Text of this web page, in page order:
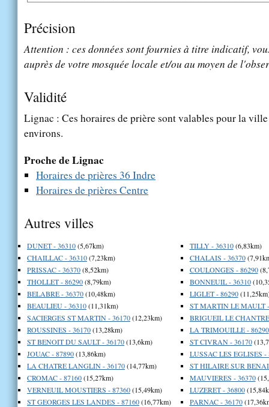
Précision
Attention : ces données sont fournies à titre indicatif,
auprès de votre mosquée locale et/ou au moyen de
Validité
Lignac : Ces horaires de prière sont valables pour la
environs.
Proche de Lignac
Horaires de prières 36 Indre
Horaires de prières Centre
Autres villes
DUNET - 36310(5,67km)
CHAILLAC - 36310(7,23km)
PRISSAC - 36370(8,52km)
THOLLET - 86290(8,79km)
BELABRE - 36370(10,48km)
BEAULIEU - 36310(11,31km)
SACIERGES ST MARTIN - 36170(12,23km)
ROUSSINES - 36170(13,28km)
ST BENOIT DU SAULT - 36170(13,6km)
JOUAC - 87890(13,86km)
LA CHATRE LANGLIN - 36170(14,77km)
CROMAC - 87160(15,27km)
VERNEUIL MOUSTIERS - 87360(15,49km)
ST GEORGES LES LANDES - 87160(16,77km)
TILLY - 36310(6,83km)
CHALAIS - 36370
COULONGES - 86290
BONNEUIL - 36310
LIGLET - 86290
ST MARTIN LE MAULT
BRIGUEIL LE
LA TRIMOUILLE - 86290
ST CIVRAN - 36170
LUSSAC LES EGLISES -
ST HILAIRE SUR
MAUVIERES - 36370
LUZERET - 36800
PARNAC - 36170